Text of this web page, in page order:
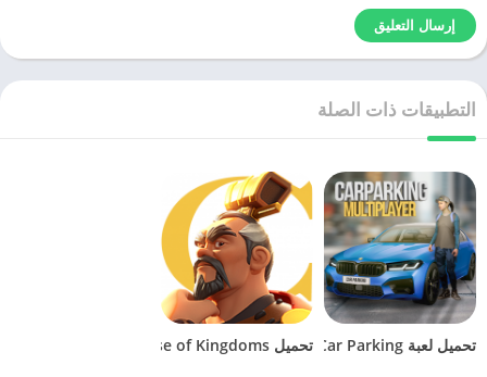
التطبيقات ذات الصلة
تحميل لعبة Car Parking مهكرة 2026 اخر اصدار تحميل Rise of Kingdoms مهكرة 2026 للاندرويد [اخر اصدار]